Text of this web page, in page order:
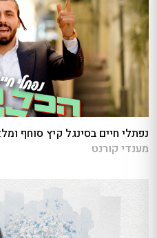
נפתלי חיים בסינגל קיץ סוחף
מענדי קורנט